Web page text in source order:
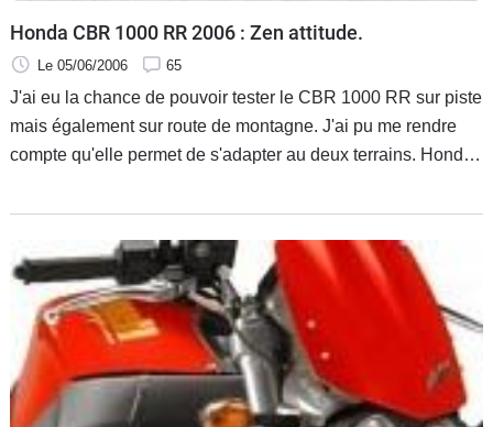
Honda CBR 1000 RR 2006 : Zen attitude.
Le 05/06/2006 65
J'ai eu la chance de pouvoir tester le CBR 1000 RR sur piste
mais également sur route de montagne. J'ai pu me rendre
compte qu'elle permet de s'adapter au deux terrains. Honda
peut qu'avoir confiance en elle.